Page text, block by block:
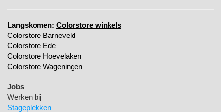
Langskomen: Colorstore winkels
Colorstore Barneveld
Colorstore Ede
Colorstore Hoevelaken
Colorstore Wageningen
Jobs
Werken bij
Stageplekken